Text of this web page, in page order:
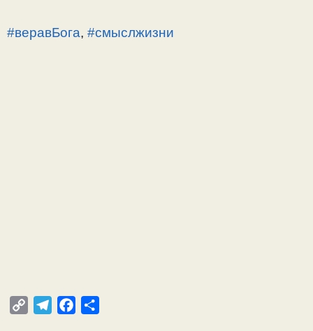
#веравБога, #смыслжизни